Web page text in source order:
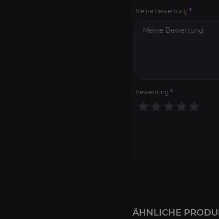
Meine Bewertung *
Bewertung *
ÄHNLICHE